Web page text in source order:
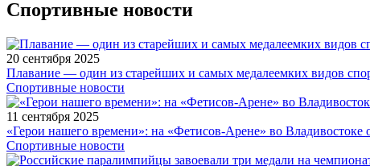
Спортивные новости
20 сентября 2025
Плавание — один из старейших и самых медалеемких видов
Спортивные новости
11 сентября 2025
«Герои нашего времени»: на «Фетисов-Арене» во
Спортивные новости